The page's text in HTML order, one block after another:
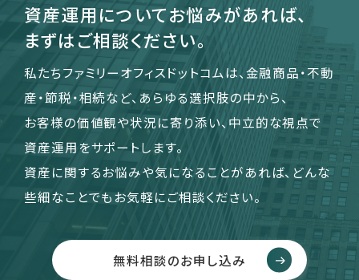
運営会社
ファミリーオフィスとは
関連書籍
メールマガジン登録
よくある質問
資産運用についてお悩みがあれば、
まずはご相談ください。
私たちファミリーオフィスドットコムは、金融商品・不動
産・節税・相続など、あらゆる選択肢の中から、
お客様の価値観や状況に寄り添い、中立的な視点で
資産運用をサポートします。
資産に関するお悩みや気になることがあれば、どんな
些細なことでもお気軽にご相談ください。
無料相談のお申し込み